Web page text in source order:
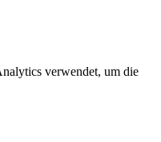
verwendet, um die